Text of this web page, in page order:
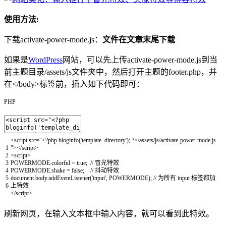
使用方法:
下载activate-power-mode.js： 文件在文章末尾下载
如果是WordPress网站，可以先上传activate-power-mode.js到当
前主题目录/assets/js文件夹中，然后打开主题的footer.php，并
在</body>标签前，插入如下代码即可：
PHP
1
2
3
4
5
6
<scriptsrc="<?php bloginfo('template_directory'); ?>/assets/js/activate-power-mode.js
"></script>
<script>
POWERMODE.colorful = true; // 冒光特效
POWERMODE.shake = false;
// 抖动特效
document.body.addEventListener('input', POWERMODE); // 为所有 input 标签都加
上特效
</script>
刷新网页，在输入文本框中输入内容，就可以看到此特效。